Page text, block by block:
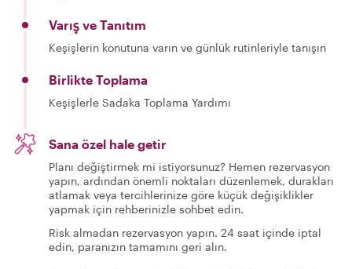
Varış ve Tanıtım
Keşişlerin konutuna varın ve günlük rutinleriyle tanışın
Birlikte Toplama
Keşişlerle Sadaka Toplama Yardımı
Sana özel hale getir
Planı değiştirmek mi istiyorsunuz? Hemen rezervasyon
yapın, ardından önemli noktaları düzenlemek, durakları
atlamak veya tercihlerinize göre küçük değişiklikler
yapmak için rehberinizle sohbet edin.
Risk almadan rezervasyon yapın. 24 saat içinde iptal
edin, paranızın tamamını geri alın.